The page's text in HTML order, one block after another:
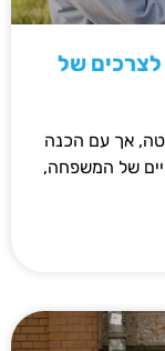
של
אך עם הכנה
של המשפחה,